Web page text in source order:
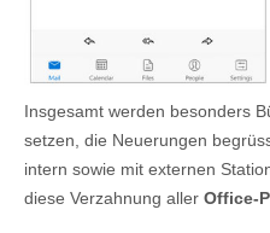
Insgesamt werden besonders
setzen, die Neuerungen
intern sowie mit externen
diese Verzahnung aller Office-